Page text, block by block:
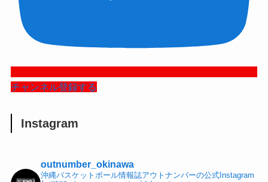
チャンネル登録する
Instagram
outnumber_okinawa
沖縄バスケットボール情報誌アウトナンバーの公式Instagram